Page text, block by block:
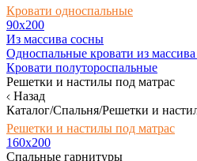
Кровати односпальные
90х200
Из массива сосны
Односпальные кровати из массива
Кровати полутороспальные
Решетки и настилы под матрас
Назад
Каталог/Спальня/Решетки и
Решетки и настилы под матрас
160х200
Спальные гарнитуры